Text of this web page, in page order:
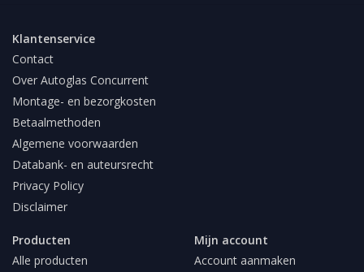
Klantenservice
Contact
Over Autoglas Concurrent
Montage- en bezorgkosten
Betaalmethoden
Algemene voorwaarden
Databank- en auteursrecht
Privacy Policy
Disclaimer
Producten
Alle producten
Mijn account
Account aanmaken